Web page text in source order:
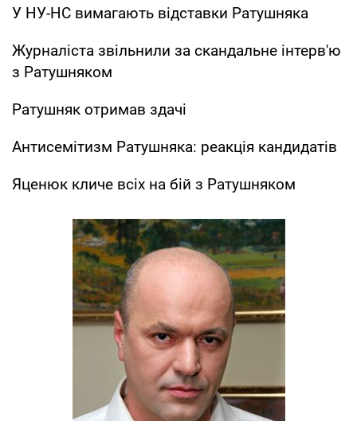
У НУ-НС вимагають відставки Ратушняка
Журналіста звільнили за скандальне інтерв'ю
з Ратушняком
Ратушняк отримав здачі
Антисемітизм Ратушняка: реакція кандидатів
Яценюк кличе всіх на бій з Ратушняком